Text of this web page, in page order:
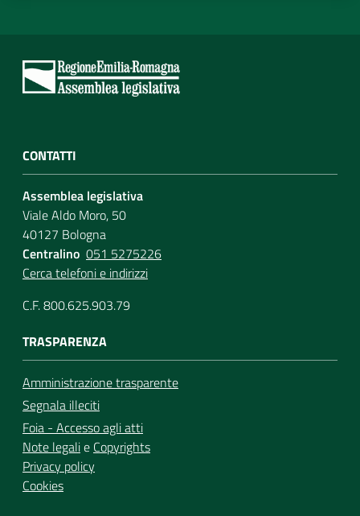
CONTATTI
Assemblea legislativa
Viale Aldo Moro, 50
40127 Bologna
Centralino 051 5275226
Cerca telefoni e indirizzi
C.F. 800.625.903.79
TRASPARENZA
Amministrazione trasparente
Segnala illeciti
Foia - Accesso agli atti
Note legalie Copyrights
Privacy policy
Cookies